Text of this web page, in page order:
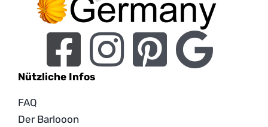
Nützliche Infos
FAQ
Der Barlooon